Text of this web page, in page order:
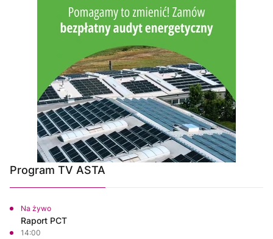
Program TV ASTA
Na żywo
Raport PCT
14:00